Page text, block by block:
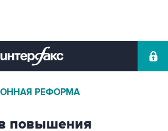
РЕФОРМА
повышения